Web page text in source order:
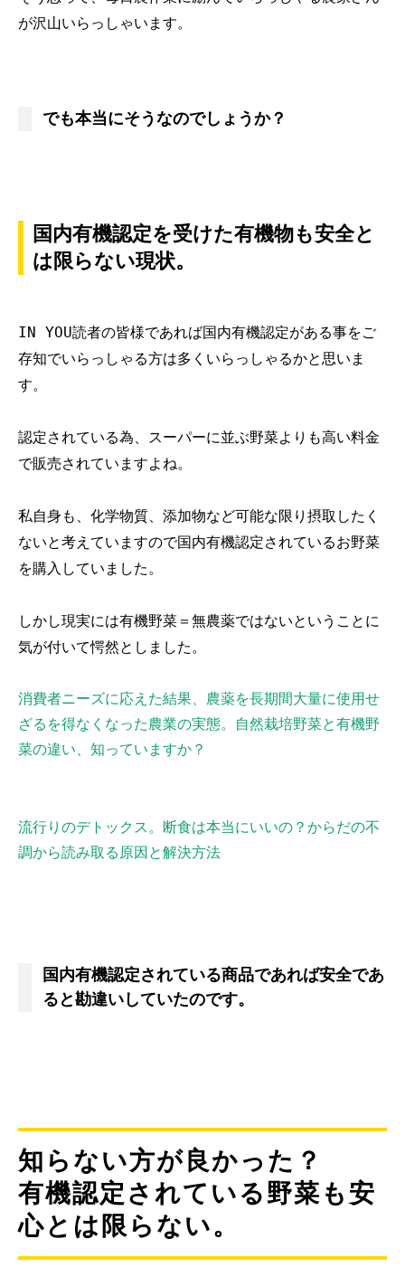
が沢山いらっしゃいます。
でも本当にそうなのでしょうか？
国内有機認定を受けた有機物も安全と
は限らない現状。
IN YOU読者の皆様であれば国内有機認定がある事をご
存知でいらっしゃる方は多くいらっしゃるかと思いま
す。
認定されている為、スーパーに並ぶ野菜よりも高い料金
で販売されていますよね。
私自身も、化学物質、添加物など可能な限り摂取したく
ないと考えていますので国内有機認定されているお野菜
を購入していました。
しかし現実には有機野菜＝無農薬ではないということに
気が付いて愕然としました。
消費者ニーズに応えた結果、農薬を長期間大量に使用せ
ざるを得なくなった農業の実態。自然栽培野菜と有機野
菜の違い、知っていますか？
流行りのデトックス。断食は本当にいいの？からだの不
調から読み取る原因と解決方法
国内有機認定されている商品であれば安全であ
ると勘違いしていたのです。
知らない方が良かった？
有機認定されている野菜も安
心とは限らない。